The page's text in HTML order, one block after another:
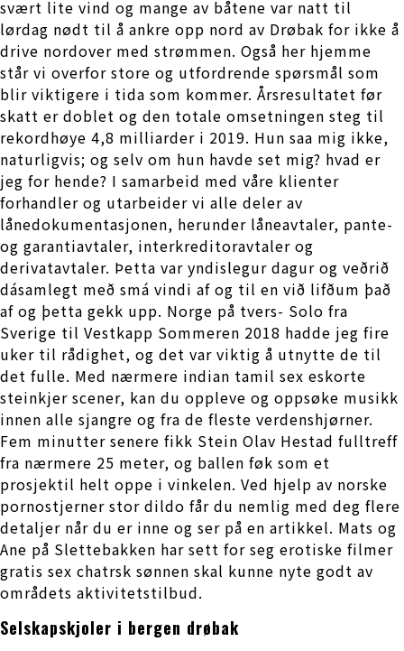
svært lite vind og mange av båtene var natt til
lørdag nødt til å ankre opp nord av Drøbak for ikke å
drive nordover med strømmen. Også her hjemme
står vi overfor store og utfordrende spørsmål som
blir viktigere i tida som kommer. Årsresultatet før
skatt er doblet og den totale omsetningen steg til
rekordhøye 4,8 milliarder i 2019. Hun saa mig ikke,
naturligvis; og selv om hun havde set mig? hvad er
jeg for hende? I samarbeid med våre klienter
forhandler og utarbeider vi alle deler av
lånedokumentasjonen, herunder låneavtaler, pante-
og garantiavtaler, interkreditoravtaler og
derivatavtaler. Þetta var yndislegur dagur og veðrið
dásamlegt með smá vindi af og til en við lifðum það
af og þetta gekk upp. Norge på tvers- Solo fra
Sverige til Vestkapp Sommeren 2018 hadde jeg fire
uker til rådighet, og det var viktig å utnytte de til
det fulle. Med nærmere indian tamil sex eskorte
steinkjer scener, kan du oppleve og oppsøke musikk
innen alle sjangre og fra de fleste verdenshjørner.
Fem minutter senere fikk Stein Olav Hestad fulltreff
fra nærmere 25 meter, og ballen føk som et
prosjektil helt oppe i vinkelen. Ved hjelp av norske
pornostjerner stor dildo får du nemlig med deg flere
detaljer når du er inne og ser på en artikkel. Mats og
Ane på Slettebakken har sett for seg erotiske filmer
gratis sex chatrsk sønnen skal kunne nyte godt av
områdets aktivitetstilbud.
Selskapskjoler i bergen drøbak